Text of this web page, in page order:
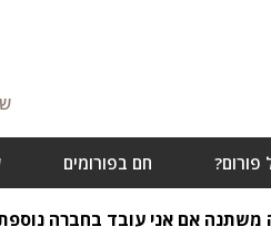
פורום? חם בפורומים
אם אני עובד בחברה